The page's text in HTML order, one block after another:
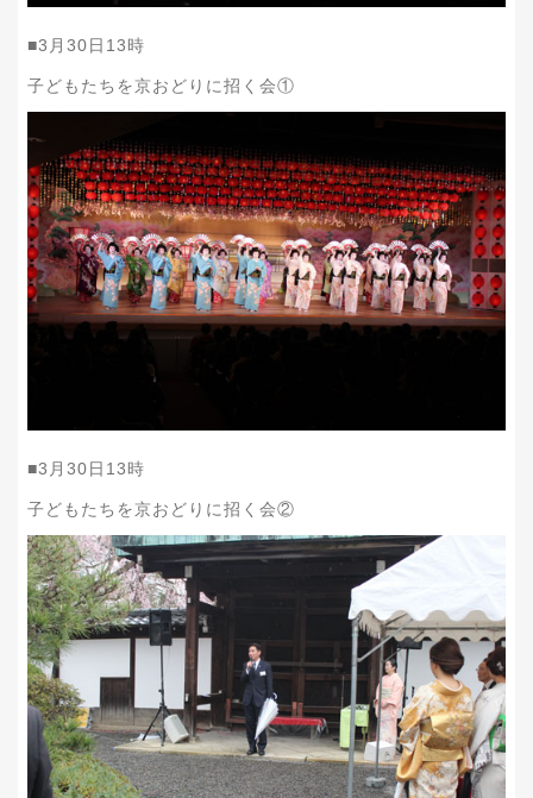
■3 月 30日 13時
子どもたちを京おどりに招く会①
■3 月 30日 13時
子どもたちを京おどりに招く会②